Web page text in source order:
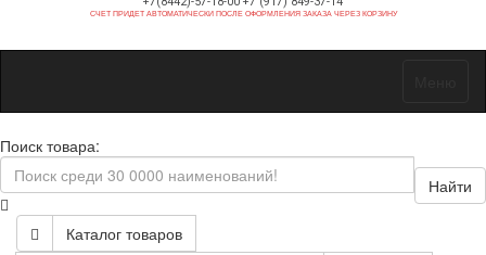
СЧЕТ ПРИДЕТ АВТОМАТИЧЕСКИ ПОСЛЕ ОФОРМЛЕНИЯ ЗАКАЗА ЧЕРЕЗ КОРЗИНУ
Поиск товара:
Найти
Каталог товаров